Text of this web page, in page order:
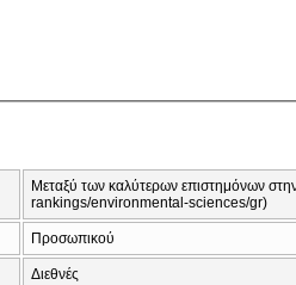
Μεταξύ των καλύτερων επιστημόνων
rankings/environmental-sciences/gr)
Προσωπικού
Διεθνές